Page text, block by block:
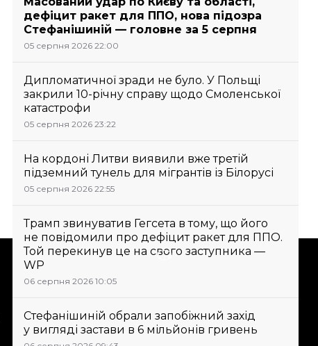
дефіцит ракет для ППО, нова підозра
Стефанішиній — головне за 5 серпня
05 серпня 2026 22:00
Дипломатичної зради не було. У Польщі
закрили 10-річну справу щодо Смоленської
катастрофи
05 серпня 2026 23:22
На кордоні Литви виявили вже третій
підземний тунель для мігрантів із Білорусі
05 серпня 2026 22:55
Трамп звинуватив Гегсета в тому, що його
не повідомили про дефіцит ракет для ППО.
Той перекинув це на свого заступника —
WP
06 серпня 2026 10:05
Стефанішиній обрали запобіжний захід
у вигляді застави в 6 мільйонів гривень
Підтримати
Ми працюємо для тебе та
завдяки тобі. Будь нашим